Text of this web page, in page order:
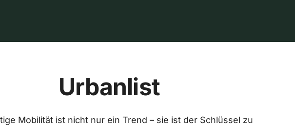
Urbanlist
Mobilität ist nicht nur ein Trend – sie ist der Schlüssel zu